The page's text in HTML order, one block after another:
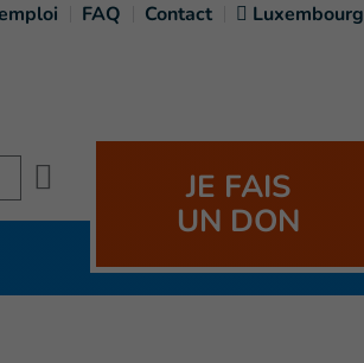
FAQ Contact Luxembourg
JE FAIS
UN DON